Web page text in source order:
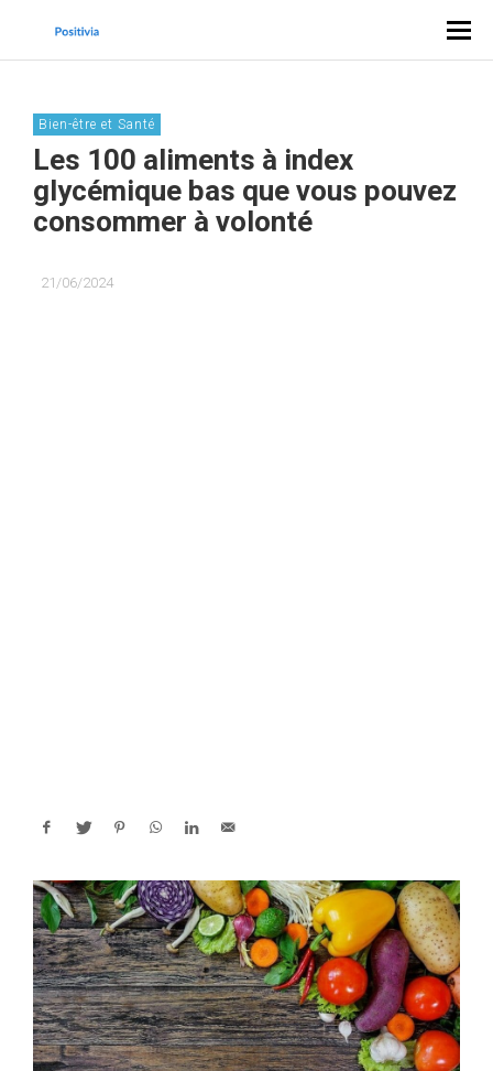
Bien-être et Santé
Les 100 aliments à index
glycémique bas que vous pouvez
consommer à volonté
21/06/2024